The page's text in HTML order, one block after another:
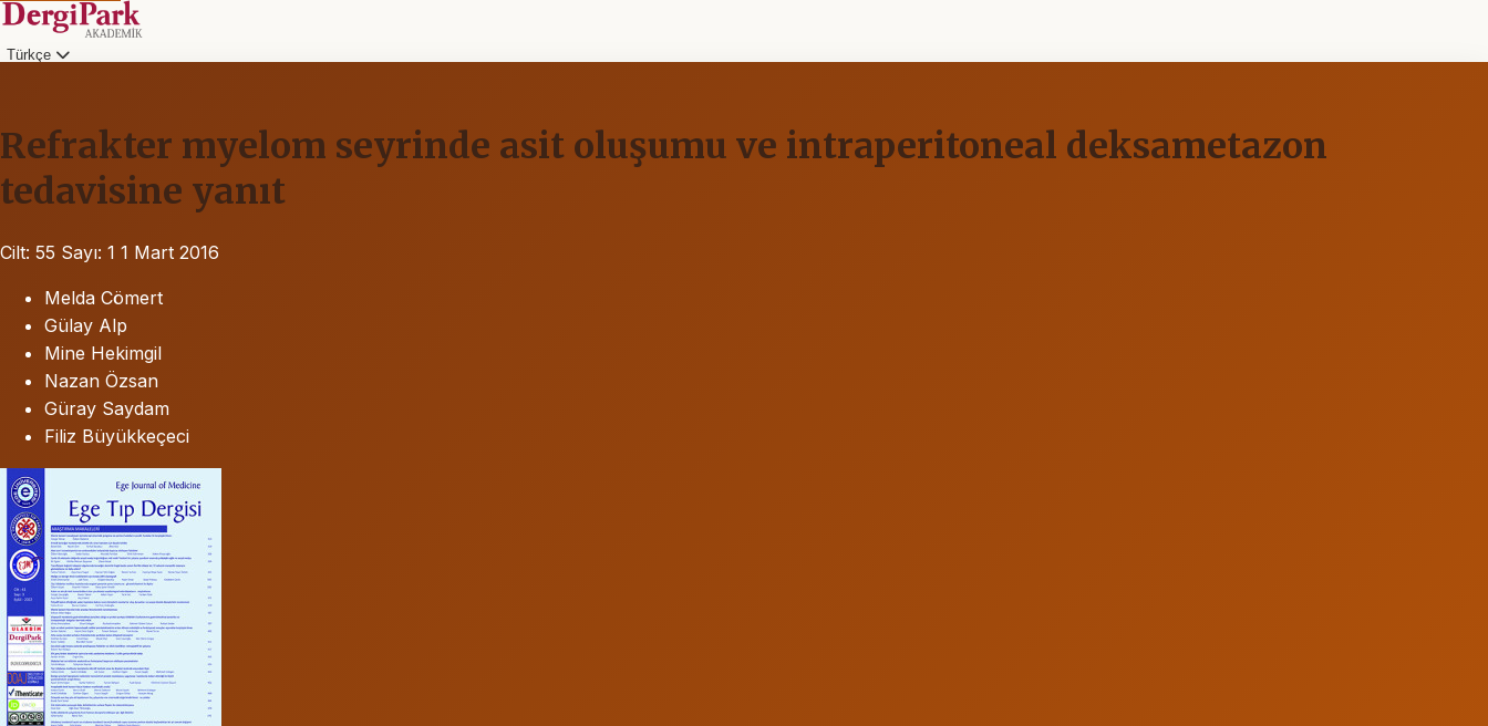
Türkçe
Refrakter myelom seyrinde asit oluşumu ve intraperitoneal deksametazon
tedavisine yanıt
Cilt: 55 Sayı: 1 1 Mart 2016
Melda Cömert
Gülay Alp
Mine Hekimgil
Nazan Özsan
Güray Saydam
Filiz Büyükkeçeci